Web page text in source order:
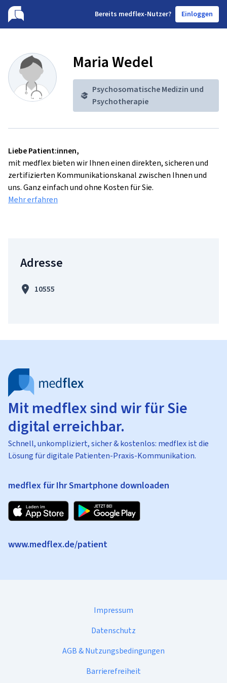
Bereits medflex-Nutzer? Einloggen
Maria Wedel
Psychosomatische Medizin und
Psychotherapie
Liebe Patient:innen,
mit medflex bieten wir Ihnen einen direkten, sicheren und
zertifizierten Kommunikationskanal zwischen Ihnen und
uns. Ganz einfach und ohne Kosten für Sie.
Mehr erfahren
Adresse
10555
Mit medflex sind wir für Sie
digital erreichbar.
Schnell, unkompliziert, sicher & kostenlos: medflex ist die
Lösung für digitale Patienten-Praxis-Kommunikation.
medflex für Ihr Smartphone downloaden
www.medflex.de/patient
Impressum
Datenschutz
AGB & Nutzungsbedingungen
Barrierefreiheit